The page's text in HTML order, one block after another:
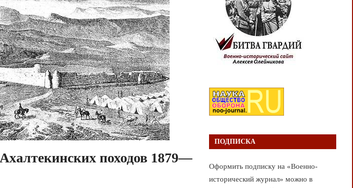
походов 1879—
ПОДПИСКА
Оформить подписку на «Военно-
исторический журнал» можно в